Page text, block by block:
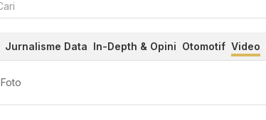
Jurnalisme Data In-Depth & Opini Otomotif Video
Foto